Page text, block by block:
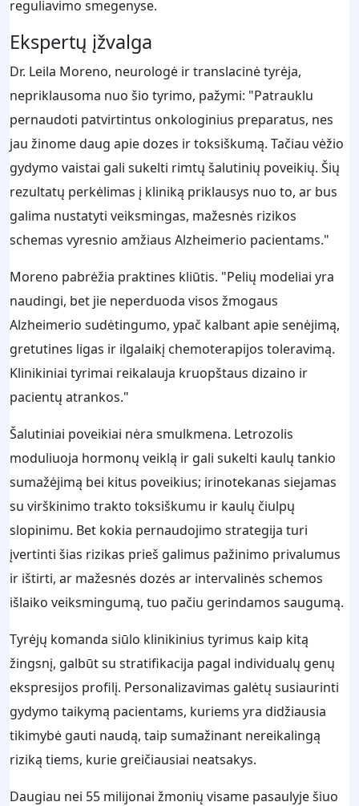
reguliavimo smegenyse.
Ekspertų įžvalga
Dr. Leila Moreno, neurologė ir translacinė tyrėja,
nepriklausoma nuo šio tyrimo, pažymi: "Patrauklu
pernaudoti patvirtintus onkologinius preparatus, nes
jau žinome daug apie dozes ir toksiškumą. Tačiau vėžio
gydymo vaistai gali sukelti rimtų šalutinių poveikių. Šių
rezultatų perkėlimas į kliniką priklausys nuo to, ar bus
galima nustatyti veiksmingas, mažesnės rizikos
schemas vyresnio amžiaus Alzheimerio pacientams."
Moreno pabrėžia praktines kliūtis. "Pelių modeliai yra
naudingi, bet jie neperduoda visos žmogaus
Alzheimerio sudėtingumo, ypač kalbant apie senėjimą,
gretutines ligas ir ilgalaikį chemoterapijos toleravimą.
Klinikiniai tyrimai reikalauja kruopštaus dizaino ir
pacientų atrankos."
Šalutiniai poveikiai nėra smulkmena. Letrozolis
moduliuoja hormonų veiklą ir gali sukelti kaulų tankio
sumažėjimą bei kitus poveikius; irinotekanas siejamas
su virškinimo trakto toksiškumu ir kaulų čiulpų
slopinimu. Bet kokia pernaudojimo strategija turi
įvertinti šias rizikas prieš galimus pažinimo privalumus
ir ištirti, ar mažesnės dozės ar intervalinės schemos
išlaiko veiksmingumą, tuo pačiu gerindamos saugumą.
Tyrėjų komanda siūlo klinikinius tyrimus kaip kitą
žingsnį, galbūt su stratifikacija pagal individualų genų
ekspresijos profilį. Personalizavimas galėtų susiaurinti
gydymo taikymą pacientams, kuriems yra didžiausia
tikimybė gauti naudą, taip sumažinant nereikalingą
riziką tiems, kurie greičiausiai neatsakys.
Daugiau nei 55 milijonai žmonių visame pasaulyje šiuo